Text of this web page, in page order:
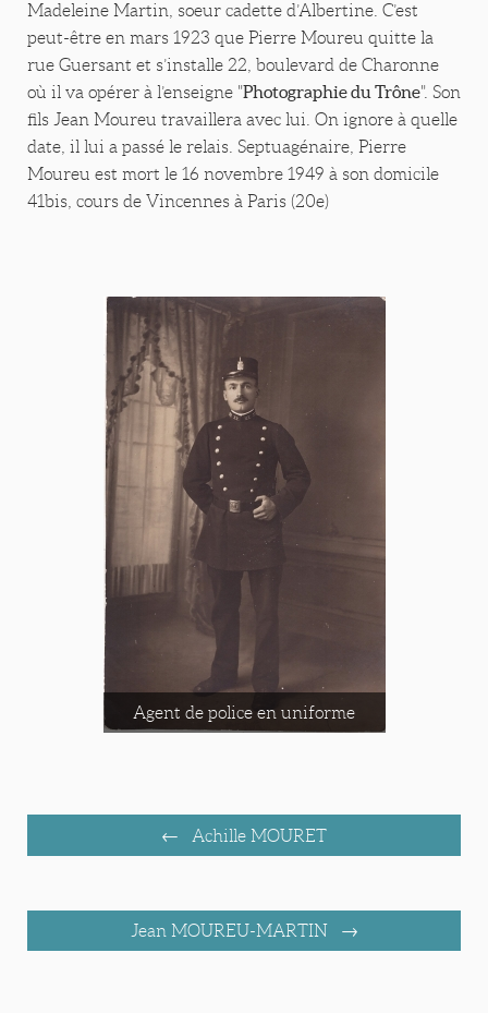
Madeleine Martin, soeur cadette d’Albertine. C’est
peut-être en mars 1923 que Pierre Moureu quitte la
rue Guersant et s’installe 22, boulevard de Charonne
où il va opérer à l’enseigne "Photographie du Trône". Son
fils Jean Moureu travaillera avec lui. On ignore à quelle
date, il lui a passé le relais. Septuagénaire, Pierre
Moureu est mort le 16 novembre 1949 à son domicile
41bis, cours de Vincennes à Paris (20e)
Agent de police en uniforme
Achille MOURET
Jean MOUREU-MARTIN